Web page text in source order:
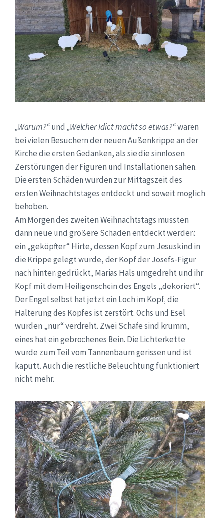
„Warum?“und „Welcher Idiot macht so etwas?“waren
bei vielen Besuchern der neuen Außenkrippe an der
Kirche die ersten Gedanken, als sie die sinnlosen
Zerstörungen der Figuren und Installationen sahen.
Die ersten Schäden wurden zur Mittagszeit des
ersten Weihnachtstages entdeckt und soweit möglich
behoben.
Am Morgen des zweiten Weihnachtstags mussten
dann neue und größere Schäden entdeckt werden:
ein „geköpfter“ Hirte, dessen Kopf zum Jesuskind in
die Krippe gelegt wurde, der Kopf der Josefs-Figur
nach hinten gedrückt, Marias Hals umgedreht und ihr
Kopf mit dem Heiligenschein des Engels „dekoriert“.
Der Engel selbst hat jetzt ein Loch im Kopf, die
Halterung des Kopfes ist zerstört. Ochs und Esel
wurden „nur“ verdreht. Zwei Schafe sind krumm,
eines hat ein gebrochenes Bein. Die Lichterkette
wurde zum Teil vom Tannenbaum gerissen und ist
kaputt. Auch die restliche Beleuchtung funktioniert
nicht mehr.